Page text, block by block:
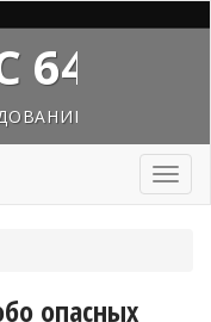
Toggle
опасных